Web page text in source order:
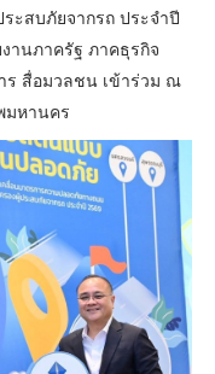
ะสบภัยจากรถ ประจำปี
านภาครัฐ ภาคธุรกิจ
ร สื่อมวลชน เข้าร่วม ณ
มหานคร